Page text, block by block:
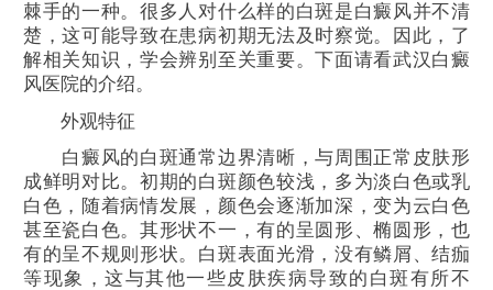
棘手的一种。很多人对什么样的白斑是白癜风并不清
楚，这可能导致在患病初期无法及时察觉。因此，了
解相关知识，学会辨别至关重要。下面请看武汉白癜
风医院的介绍。
外观特征
白癜风的白斑通常边界清晰，与周围正常皮肤形
成鲜明对比。初期的白斑颜色较浅，多为淡白色或乳
白色，随着病情发展，颜色会逐渐加深，变为云白色
甚至瓷白色。其形状不一，有的呈圆形、椭圆形，也
有的呈不规则形状。白斑表面光滑，没有鳞屑、结痂
等现象，这与其他一些皮肤疾病导致的白斑有所不